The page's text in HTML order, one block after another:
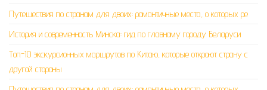
Путешествия по странам для двоих: романтичные места, о которых ре
История и современность Минска: гид по главному городу Беларуси
Топ-10 экскурсионных маршрутов по Китаю, которые откроют страну с
другой стороны